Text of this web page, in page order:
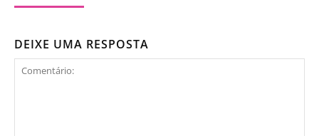
DEIXE UMA RESPOSTA